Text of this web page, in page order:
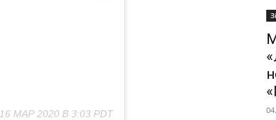
16 МАР 2020 В 3:03 PDT